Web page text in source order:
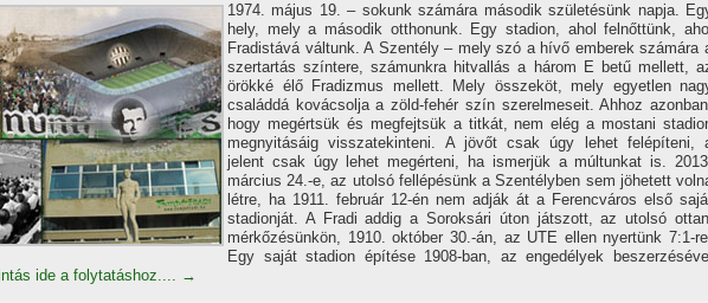
1974. május 19. – sokunk számára második születésünk napja.
hely, mely a második otthonunk. Egy stadion, ahol felnőttünk, ahol
Fradistává váltunk. A Szentély – mely szó a hí­vő emberek számára
szertartás szí­ntere, számunkra hitvallás a három E betű mellett,
örökké élő Fradizmus mellett. Mely összeköt, mely egyetlen
családdá kovácsolja a zöld-fehér szí­n szerelmeseit. Ahhoz
hogy megértsük és megfejtsük a titkát, nem elég a mostani
megnyitásáig visszatekinteni. A jövőt csak úgy lehet felépí­teni,
jelent csak úgy lehet megérteni, ha ismerjük a múltunkat is.
március 24.-e, az utolsó fellépésünk a Szentélyben sem jöhetett
létre, ha 1911. február 12-én nem adják át a Ferencváros első
stadionját. A Fradi addig a Soroksári úton játszott, az utolsó
mérkőzésünkön, 1910. október 30.-án, az UTE ellen nyertünk 7:1-
Egy saját stadion épí­tése 1908-ban, az engedélyek beszerzésével
ide a folytatáshoz.... →